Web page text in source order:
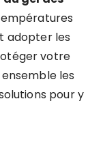
adopter les
votre
les
pour y